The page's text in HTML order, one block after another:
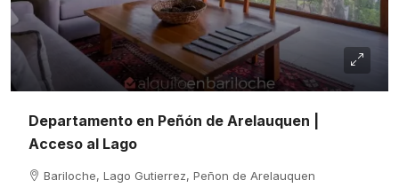
Departamento en Peñón de Arelauquen |
Acceso al Lago
Bariloche, Lago Gutierrez, Peñon de Arelauquen